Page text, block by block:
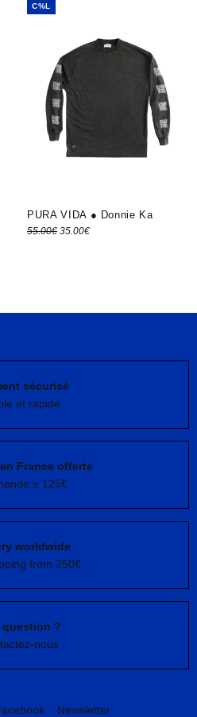
C%L
PURA VIDA ● Donnie Ka
55.00€ Le prix
35.00€Le prix
sécurisé
et rapide
France offerte
≥ 125€
worldwide
from 250€
question ?
nous
Newsletter